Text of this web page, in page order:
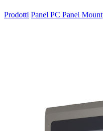
Prodotti Panel PC Panel Mount